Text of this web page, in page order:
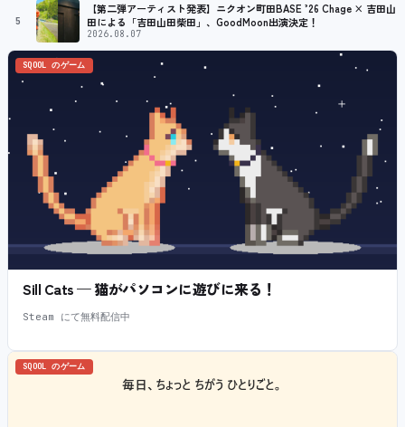
5
【第二弾アーティスト発表】ニクオン町田BASE ’26 Chage × 吉田山
田による「吉田山田柴田」、GoodMoon出演決定！
2026.08.07
SQOOL のゲーム
Sill Cats — 猫がパソコンに遊びに来る！
Steam にて無料配信中
SQOOL のゲーム